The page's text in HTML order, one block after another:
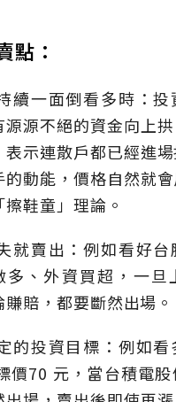
點：
續一面倒看多時：投
源源不絕的資金向上
表示連散戶都已經進
動能，價格自然就會
鞋童」理論。
就賣出：例如看好台
多、外資買超，一旦
賠，都要斷然出場。
的投資目標：例如看
價70 元，當台積電